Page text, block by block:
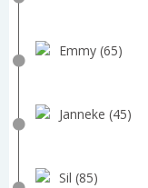
Emmy (65)
Janneke (45)
Sil (85)